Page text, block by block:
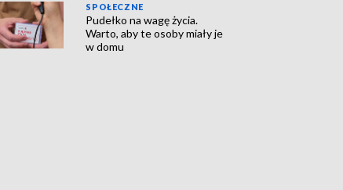
SPOŁECZNE
Pudełko na wagę życia.
Warto, aby te osoby miały je
w domu